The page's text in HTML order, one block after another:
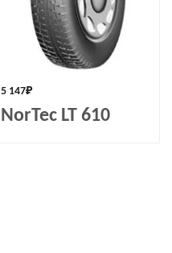
5 147₽
NorTec LT 610